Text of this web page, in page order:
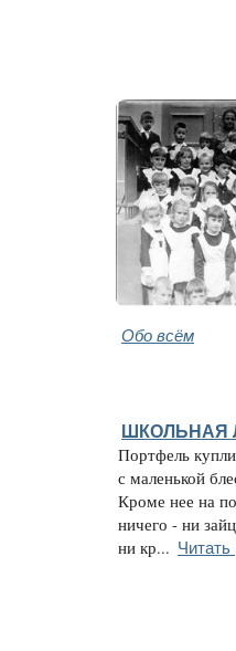
Обо всём
ШКОЛЬНАЯ
Портфель
с маленькой
Кроме нее на
ничего - ни
ни кр... Читать